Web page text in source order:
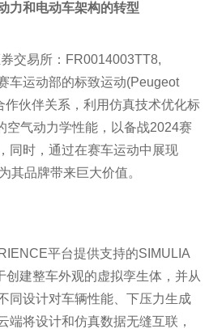
力和电动车架构的转型
交易所：FR0014003TT8,
车运动部的标致运动(Peugeot
作伙伴关系，利用仿真技术优化标
空气动力学性能，以备战2024赛
同时，通过在赛车运动中展现
其品牌带来巨大价值。
平台提供支持的SIMULIA
创建整车外观的虚拟孪生体，并从
同设计对车辆性能、下压力生成
端将设计和仿真数据无缝互联，